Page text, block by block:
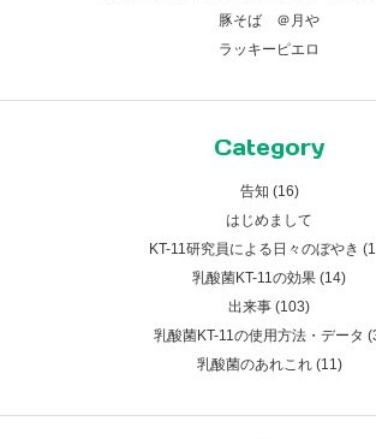
豚そば ＠月や
ラッキーピエロ
Category
告知 (16)
はじめまして
KT-11研究員による日々のぼやき
乳酸菌KT-11の効果 (14)
出来事 (103)
乳酸菌KT-11の使用方法・データ
乳酸菌のあれこれ (11)